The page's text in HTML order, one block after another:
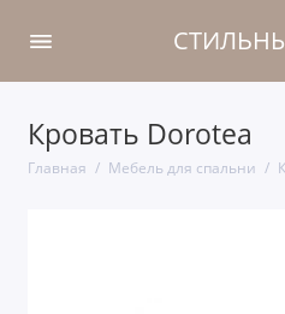
Кровать Dorotea
Главная Мебель для спальни